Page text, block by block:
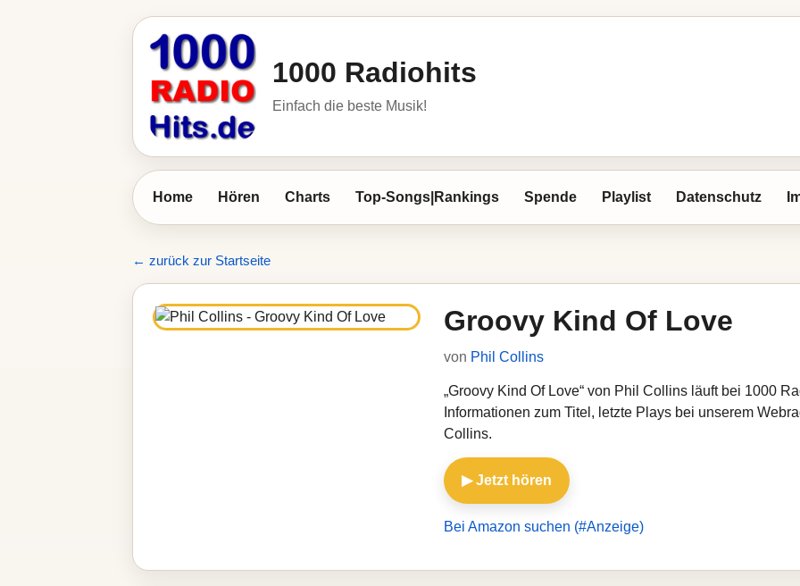
1000 Radiohits
Einfach die beste Musik!
Home Hören Charts Top-Songs|Rankings Spende Playlist Datenschutz
← zurück zur Startseite
Groovy Kind Of Love
von Phil Collins
„Groovy Kind Of Love“ von Phil Collins läuft bei 1000
Informationen zum Titel, letzte Plays bei unserem
Collins.
▶ Jetzt hören
Bei Amazon suchen (#Anzeige)